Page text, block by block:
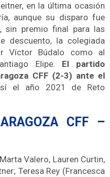
en la última ocasión
aunque su disparo fue
sin premio final para las
descuento, la colegiada
Víctor Búdalo como al
Elipe. El partido
CFF (2-3) ante el
el año 2021 de Reto
CFF –
Valero, Lauren Curtin,
Teresa Rey (Francesca